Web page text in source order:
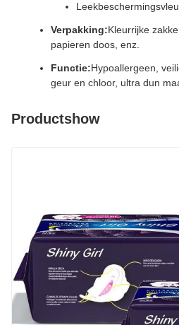
Verpakking:Kleurrijke
papieren doos, enz.
Functie:Hypoallergeen,
geur en chloor, ultra dun
Productshow